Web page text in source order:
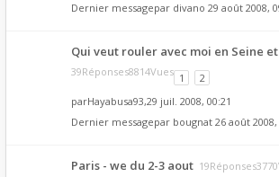
Dernier messagepar divano 29 août 2008,
Qui veut rouler avec moi en Seine
39Réponses8814Vues 1
2
parHayabusa93,29 juil. 2008, 00:21
Dernier messagepar bougnat 26 août 2008,
Paris - we du 2-3 aout